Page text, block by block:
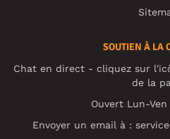
SOUTIEN À LA
Chat en direct - cliquez sur
de la
Ouvert Lun-Ven
Envoyer un email à :